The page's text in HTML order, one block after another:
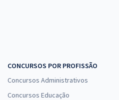
CONCURSOS POR PROFISSÃO
Concursos Administrativos
Concursos Educação